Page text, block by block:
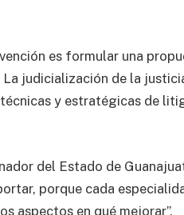
es formular una
judicialización de la
y estratégicas de
del Estado de
porque cada
aspectos en qué mejorar”.